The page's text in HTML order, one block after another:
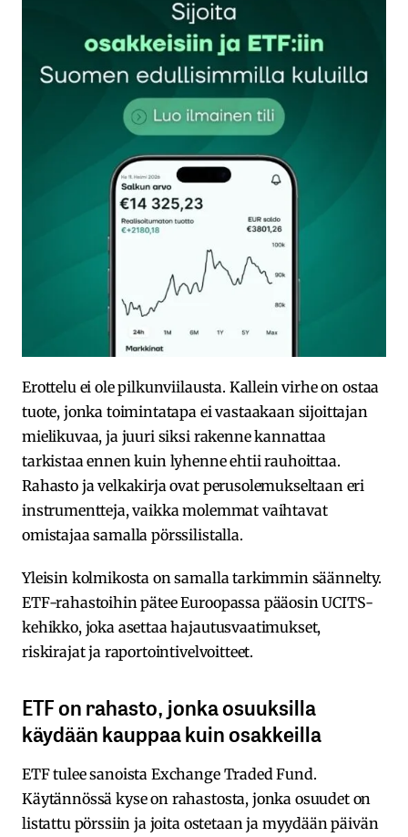
Erottelu ei ole pilkunviilausta. Kallein virhe on ostaa
tuote, jonka toimintatapa ei vastaakaan sijoittajan
mielikuvaa, ja juuri siksi rakenne kannattaa
tarkistaa ennen kuin lyhenne ehtii rauhoittaa.
Rahasto ja velkakirja ovat perusolemukseltaan eri
instrumentteja, vaikka molemmat vaihtavat
omistajaa samalla pörssilistalla.
Yleisin kolmikosta on samalla tarkimmin säännelty.
ETF-rahastoihin pätee Euroopassa pääosin UCITS-
kehikko, joka asettaa hajautusvaatimukset,
riskirajat ja raportointivelvoitteet.
ETF on rahasto, jonka osuuksilla
käydään kauppaa kuin osakkeilla
ETF tulee sanoista Exchange Traded Fund.
Käytännössä kyse on rahastosta, jonka osuudet on
listattu pörssiin ja joita ostetaan ja myydään päivän